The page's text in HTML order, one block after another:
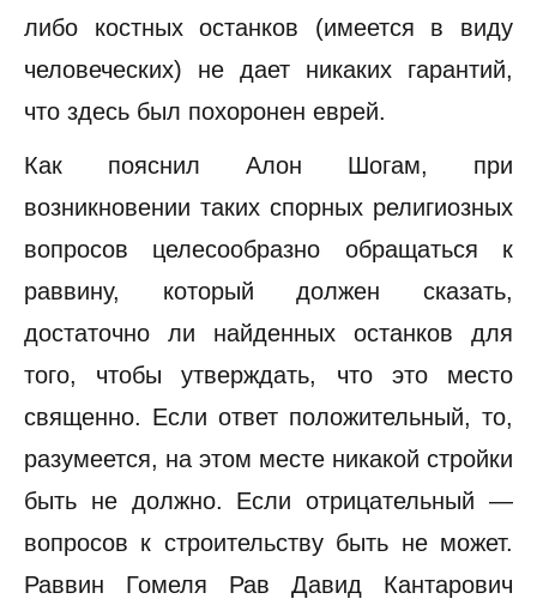
либо костных останков (имеется в виду
человеческих) не дает никаких гарантий,
что здесь был похоронен еврей.
Как пояснил Алон Шогам, при
возникновении таких спорных религиозных
вопросов целесообразно обращаться к
раввину, который должен сказать,
достаточно ли найденных останков для
того, чтобы утверждать, что это место
священно. Если ответ положительный, то,
разумеется, на этом месте никакой стройки
быть не должно. Если отрицательный —
вопросов к строительству быть не может.
Раввин Гомеля Рав Давид Кантарович